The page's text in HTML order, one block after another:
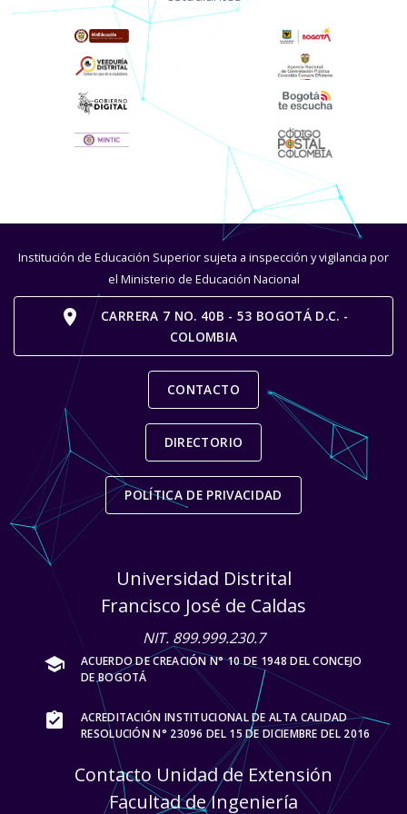
Institución de Educación Superior sujeta a inspección y vigilancia por
el Ministerio de Educación Nacional
place
CARRERA 7 NO. 40B - 53 BOGOTÁ D.C. -
COLOMBIA
CONTACTO
DIRECTORIO
POLÍTICA DE PRIVACIDAD
Universidad Distrital
Francisco José de Caldas
NIT. 899.999.230.7
school
ACUERDO DE CREACIÓN N° 10 DE 1948 DEL CONCEJO
DE BOGOTÁ
assignment_turned_in
ACREDITACIÓN INSTITUCIONAL DE ALTA CALIDAD
RESOLUCIÓN N° 23096 DEL 15 DE DICIEMBRE DEL 2016
Contacto Unidad de Extensión
Facultad de Ingeniería